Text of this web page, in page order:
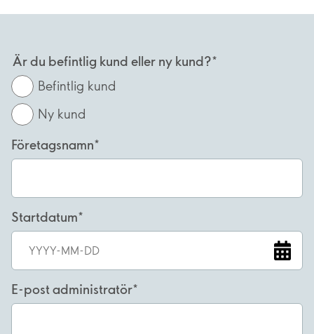
Är du befintlig kund eller ny kund?
Befintlig kund
Ny kund
Företagsnamn
Startdatum
E-post administratör